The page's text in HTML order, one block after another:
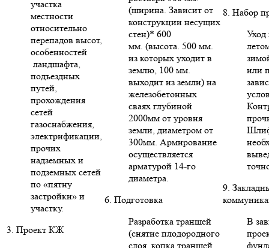
участка
местности
относительно
перепадов высот,
особенностей
ландшафта,
подъездных
путей,
прохождения
сетей
газоснабжения,
электрификации,
прочих
надземных и
подземных сетей
по «пятну
застройки» и
участку.
3. Проект КЖ
(ширина. Зависит от
конструкции несущих
стен)* 600
мм. (высота. 500 мм.
из которых уходит в
землю, 100 мм.
выходит из земли) на
железобетонных
сваях глубиной
2000мм от уровня
земли, диаметром от
300мм. Армирование
осуществляется
арматурой 14-го
диаметра.
6. Подготовка
Разработка траншей
(снятие плодородного
слоя, копка траншей
8. Набор
Уход
или
9.
В